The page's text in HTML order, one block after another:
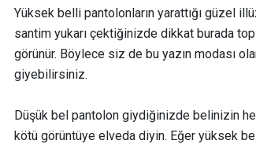
Yüksek belli pantolonların yarattığı güzel
santim yukarı çektiğinizde dikkat burada
görünür. Böylece siz de bu yazın modası
giyebilirsiniz.
Düşük bel pantolon giydiğinizde belinizin
kötü görüntüye elveda diyin. Eğer yüksek